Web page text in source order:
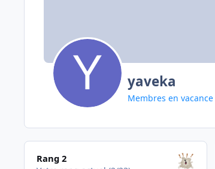
yaveka
Membres en vacance
Les voir tous
Rang 2